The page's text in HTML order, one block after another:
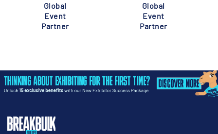
Global
Event
Partner
Global
Event
Partner